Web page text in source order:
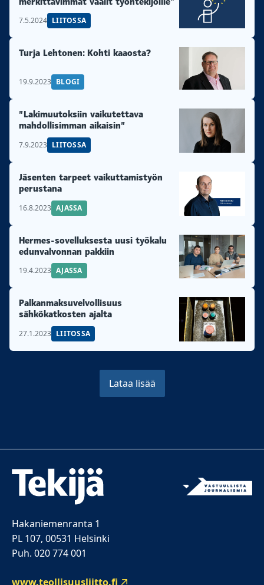
7.5.2024 LIITOSSA
Turja Lehtonen: Kohti kaaosta?
19.9.2023 BLOGI
”Lakimuutoksiin vaikutettava
mahdollisimman aikaisin”
7.9.2023 LIITOSSA
Jäsenten tarpeet vaikuttamistyön
perustana
16.8.2023 AJASSA
Hermes-sovelluksesta uusi työkalu
edunvalvonnan pakkiin
19.4.2023 AJASSA
Palkanmaksuvelvollisuus
sähkökatkosten ajalta
27.1.2023 LIITOSSA
Lataa lisää
Hakaniemenranta 1
PL 107, 00531 Helsinki
Puh. 020 774 001
www.teollisuusliitto.fi